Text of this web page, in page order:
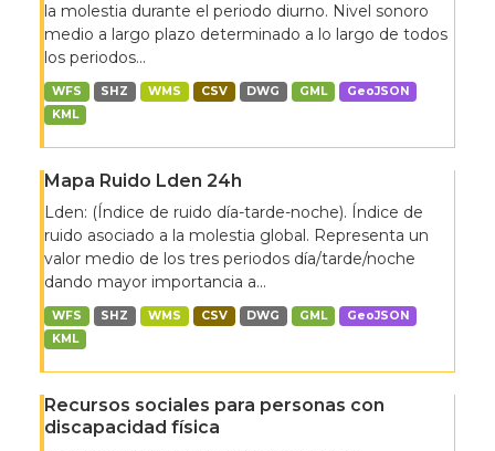
la molestia durante el periodo diurno. Nivel sonoro
medio a largo plazo determinado a lo largo de todos
los periodos...
WFS SHZ WMS CSV DWG GML
GeoJSON
KML
Mapa Ruido Lden 24h
Lden: (Índice de ruido día-tarde-noche). Índice de
ruido asociado a la molestia global. Representa un
valor medio de los tres periodos día/tarde/noche
dando mayor importancia a...
WFS SHZ WMS CSV DWG GML
GeoJSON
KML
Recursos sociales para personas con
discapacidad física